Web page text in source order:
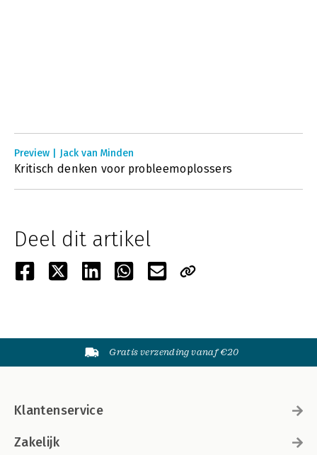
Preview | Jack van Minden
Kritisch denken voor probleemoplossers
Deel dit artikel
Gratis verzending vanaf €20
Klantenservice
Zakelijk